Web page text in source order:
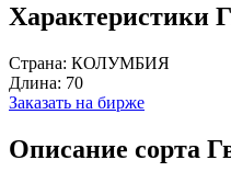
Характеристики
Страна: КОЛУМБИЯ
Длина: 70
Заказать на бирже
Описание сорта